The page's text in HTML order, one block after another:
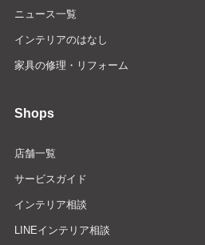
ニュース一覧
インテリアのはなし
家具の修理・リフォーム
Shops
店舗一覧
サービスガイド
インテリア相談
LINEインテリア相談